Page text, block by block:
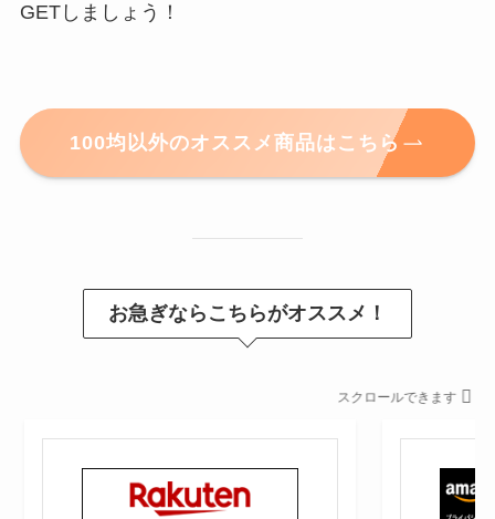
GETしましょう！
100均以外のオススメ商品はこちら
お急ぎならこちらがオススメ！
スクロールできます